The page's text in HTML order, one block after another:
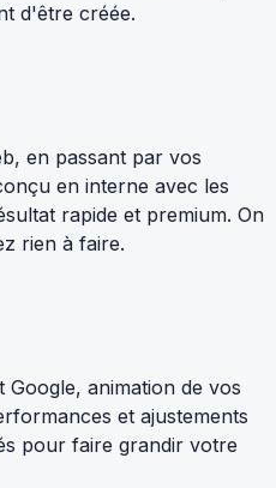
d'être créée.
en passant par vos
en interne avec les
rapide et premium. On
rien à faire.
animation de vos
et ajustements
pour faire grandir votre